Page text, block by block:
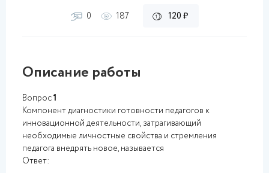
0 187 120 ₽
Описание работы
Вопрос1
Компонент диагностики готовности педагогов к
инновационной деятельности, затрагивающий
необходимые личностные свойства и стремления
педагога внедрять новое, называется
Ответ: